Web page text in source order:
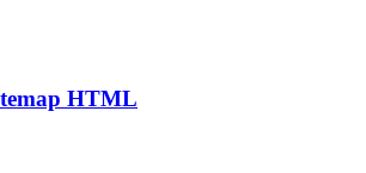
HTML